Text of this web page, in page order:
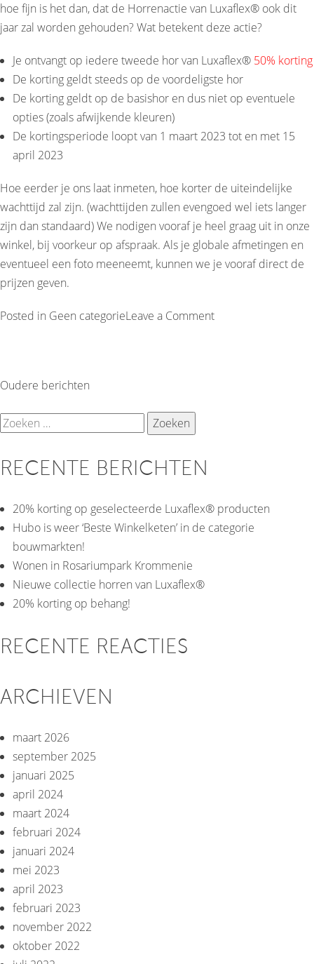
hoe fijn is het dan, dat de Horrenactie van Luxaflex® ook dit
jaar zal worden gehouden? Wat betekent deze actie?
Je ontvangt op iedere tweede hor van Luxaflex® 50% korting
De korting geldt steeds op de voordeligste hor
De korting geldt op de basishor en dus niet op eventuele
opties (zoals afwijkende kleuren)
De kortingsperiode loopt van 1 maart 2023 tot en met 15
april 2023
Hoe eerder je ons laat inmeten, hoe korter de uiteindelijke
wachttijd zal zijn. (wachttijden zullen evengoed wel iets langer
zijn dan standaard) We nodigen vooraf je heel graag uit in onze
winkel, bij voorkeur op afspraak. Als je globale afmetingen en
eventueel een foto meeneemt, kunnen we je vooraf direct de
prijzen geven.
Posted in Geen categorieLeave a Commenton
BERICHTEN
NAVIGATIE
Oudere berichten
Zoeken
RECENTE BERICHTEN
20% korting op geselecteerde Luxaflex® producten
Hubo is weer ‘Beste Winkelketen’ in de categorie
bouwmarkten!
Wonen in Rosariumpark Krommenie
Nieuwe collectie horren van Luxaflex®
20% korting op behang!
RECENTE REACTIES
ARCHIEVEN
maart 2026
september 2025
januari 2025
april 2024
maart 2024
februari 2024
januari 2024
mei 2023
april 2023
februari 2023
november 2022
oktober 2022